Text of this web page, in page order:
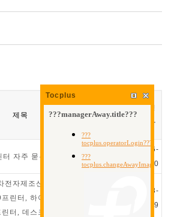
제목
성
작성
일자
자주 묻는 질문 TOP100
2026-
06-10
전자제조산업전(AMK) 무료초
린터, 하이브리드3D프린터,
터, 데스크탑3D프린터
2018-
03-29
Tocplus